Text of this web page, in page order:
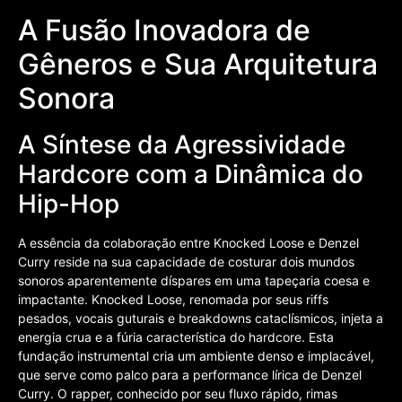
A Fusão Inovadora de
Gêneros e Sua Arquitetura
Sonora
A Síntese da Agressividade
Hardcore com a Dinâmica do
Hip-Hop
A essência da colaboração entre Knocked Loose e Denzel
Curry reside na sua capacidade de costurar dois mundos
sonoros aparentemente díspares em uma tapeçaria coesa e
impactante. Knocked Loose, renomada por seus riffs
pesados, vocais guturais e breakdowns cataclísmicos, injeta a
energia crua e a fúria característica do hardcore. Esta
fundação instrumental cria um ambiente denso e implacável,
que serve como palco para a performance lírica de Denzel
Curry. O rapper, conhecido por seu fluxo rápido, rimas